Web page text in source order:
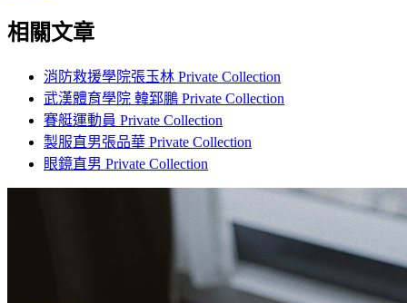
相關文章
消防救援學院張玉林 Private Collection
武漢體育學院 韓郅鵬 Private Collection
賽艇運動員 Private Collection
製服直男張品華 Private Collection
眼鏡直男 Private Collection